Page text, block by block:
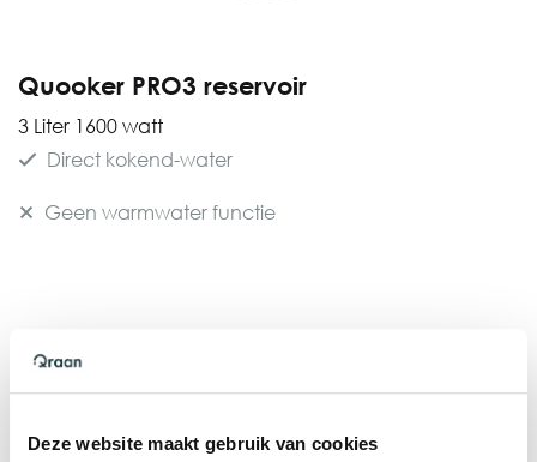
Deze website maakt gebruik van cookies
Quooker PRO3 reservoir
3 Liter 1600 watt
Direct kokend-water
Geen warmwater functie
1600 Watt
15cm doorsnede 45cm hoogte